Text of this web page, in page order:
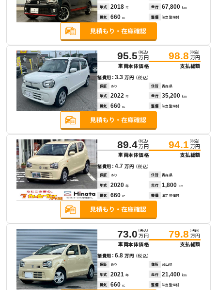
年式 2018 年 走行 67,800 km
排気 660 cc 整備 法定整備付
95.5 （税込）
万円
車両本体価格
98.8 （税込）
万円
支払総額
諸費用：3.3万円 （税込）
保証 あり 住所 青森県
年式 2022 年 走行 35,200 km
排気 660 cc 整備 法定整備付
89.4 （税込）
万円
車両本体価格
94.1 （税込）
万円
支払総額
諸費用：4.7万円 （税込）
保証 あり 住所 青森県
年式 2020 年 走行 1,800 km
排気 660 cc 整備 法定整備付
73.0 （税込）
万円
車両本体価格
79.8 （税込）
万円
支払総額
諸費用：6.8万円 （税込）
保証 あり 住所 岡山県
年式 2021 年 走行 21,400 km
排気 660 cc 整備 法定整備付